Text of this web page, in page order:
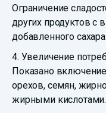
Ограничение
других продуктов
добавленного сахара.
4. Увеличение
Показано
орехов, семян,
жирными кислотами.